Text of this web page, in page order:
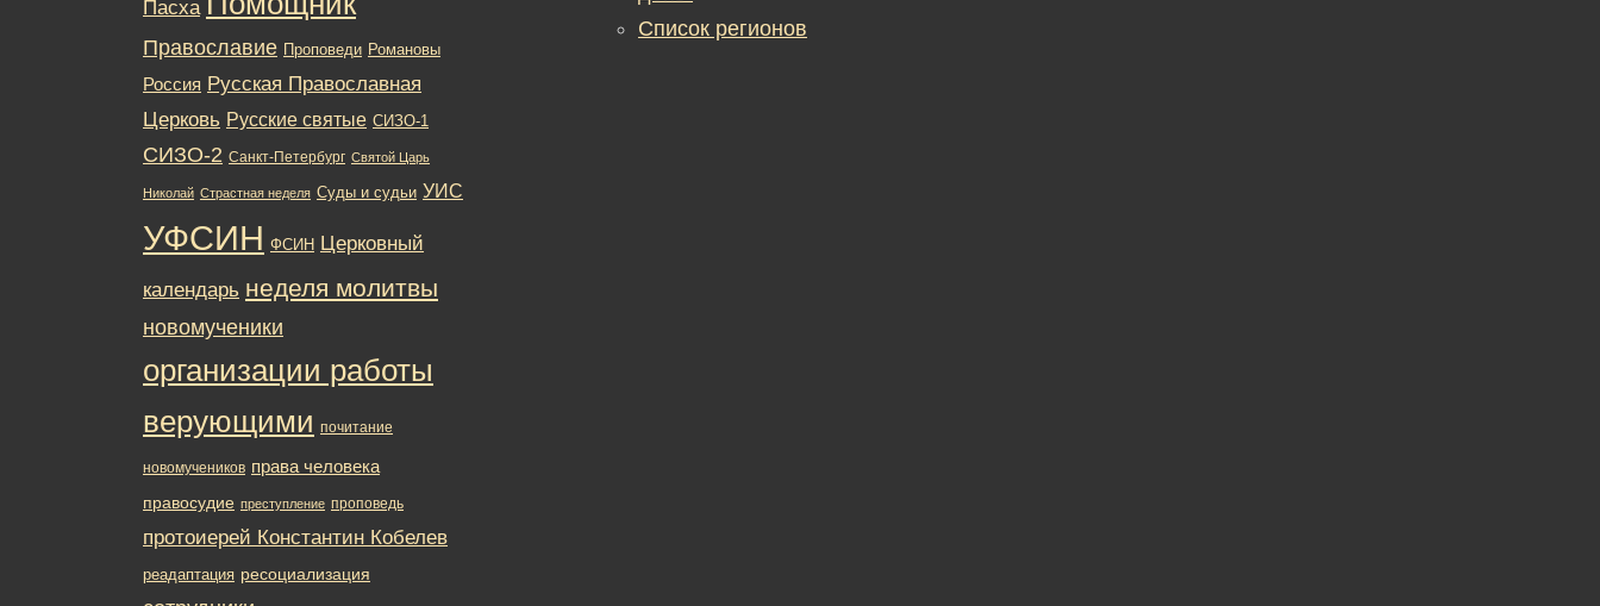
Список регионов
Пасха
Православие Проповеди Романовы
Россия Русская Православная
Церковь Русские святые СИЗО-1
СИЗО-2 Санкт-Петербург Святой Царь
Николай Страстная неделя Суды и судьи УИС
УФСИН ФСИН Церковный
календарь неделя молитвы
новомученики
организации работы
верующими почитание
новомучеников права человека
правосудие преступление проповедь
протоиерей Константин Кобелев
реадаптация ресоциализация